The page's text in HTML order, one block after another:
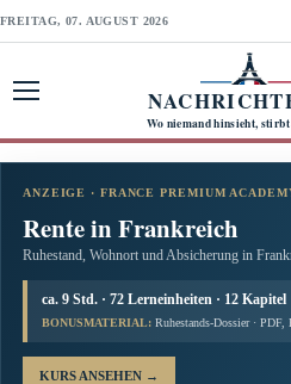
FREITAG, 07. AUGUST 2026
Wo niemand hinsieht,
ANZEIGE · FRANCE PREMIUM
Rente in Frankreich
Ruhestand, Wohnort und Absicherung in
ca. 9 Std. · 72 Lerneinheiten · 12 Kapitel
BONUSMATERIAL: Ruhestands-Dossier · PDF,
KURS ANSEHEN →